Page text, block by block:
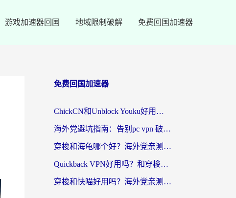
游戏加速器回国 地域限制破解 免费回国加速器
免费回国加速器
ChickCN和Unblock Youku好用吗？海外党亲测3款回国加速器，附iOS免费选择指南
海外党避坑指南：告别pc vpn 破解，选对回国加速器轻松访问国内资源
穿梭和海龟哪个好？海外党亲测回国加速器，附电脑免费VPN推荐
Quickback VPN好用吗？和穿梭VPN对比哪个回国效果更好？海外党必看的真实测评与选择指南
穿梭和快喵好用吗？海外党亲测3款回国加速器，附日本回国VPN避坑指南